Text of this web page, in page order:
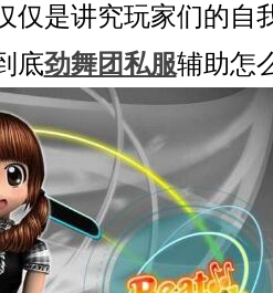
仅是讲究玩家们的自
底劲舞团私服辅助怎